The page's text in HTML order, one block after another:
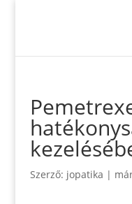
Szerző: jopatika |